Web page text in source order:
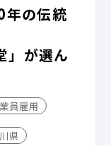
年の伝統
」が選ん
員雇用
県